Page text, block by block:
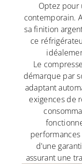
Optez pour
contemporain.
sa finition
ce
Le
démarque par
adaptant
exigences de
d'une
assurant une